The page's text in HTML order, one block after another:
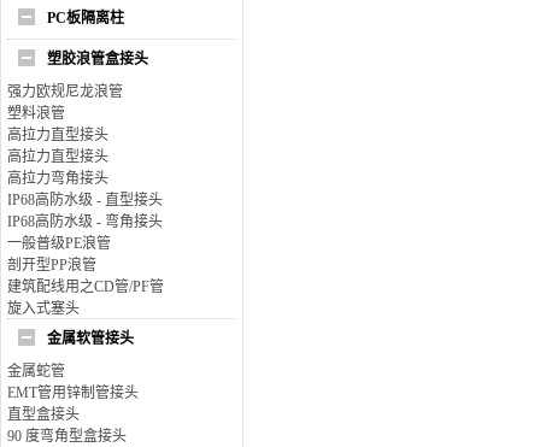
PC板隔离柱
塑胶浪管盒接头
强力欧规尼龙浪管
塑料浪管
高拉力直型接头
高拉力直型接头
高拉力弯角接头
IP68高防水级 - 直型接头
IP68高防水级 - 弯角接头
一般普级PE浪管
剖开型PP浪管
建筑配线用之CD管/PF管
旋入式塞头
金属软管接头
金属蛇管
EMT管用锌制管接头
直型盒接头
90 度弯角型盒接头